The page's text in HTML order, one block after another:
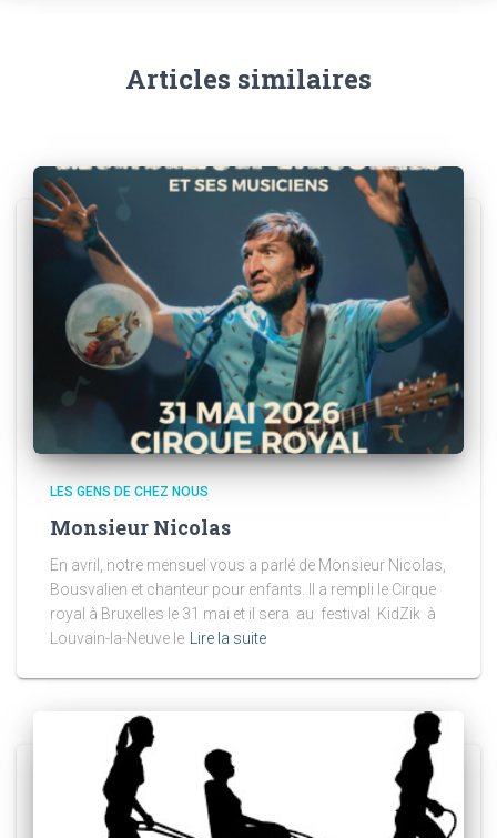
Articles similaires
LES GENS DE CHEZ NOUS
Monsieur Nicolas
En avril, notre mensuel vous a parlé de Monsieur Nicolas,
Bousvalien et chanteur pour enfants. Il a rempli le Cirque
royal à Bruxelles le 31 mai et il sera au festival KidZik à
Louvain-la-Neuve le
Lire la suite